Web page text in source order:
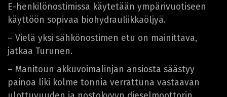
E-henkilönostimissa käytetään ympärivuotiseen
käyttöön sopivaa biohydrauliikkaöljyä.
– Vielä yksi sähkönostimen etu on mainittava,
jatkaa Turunen.
– Manitoun akkuvoimalinjan ansiosta säästyy
painoa liki kolme tonnia verrattuna vastaavan